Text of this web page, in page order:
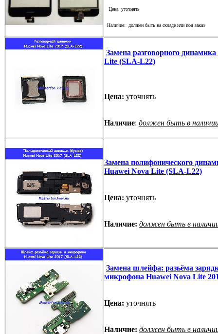
Цена: уточнять
Наличие: должен быть на складе или под заказ
Замена разговорного
Lite (SLA-L22)
Цена: уточнять
Наличие: должен быть в
Замена полифонического
Huawei Nova Lite (SLA-L22)
Цена: уточнять
Наличие: должен быть в
Замена шлейфа: разьёма
микрофона Huawei Nova Lite
Цена: уточнять
Наличие: должен быть в